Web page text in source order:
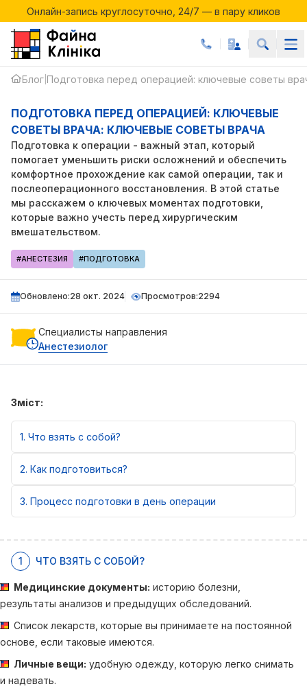
Онлайн-запись круглосуточно, 24/7 — в пару кликов
Онлайн-запись круглосуточно, 24/7 — в пару кликов
Блог Подготовка перед операцией: ключевые советы
ПОДГОТОВКА
ПЕРЕД
ОПЕРАЦИЕЙ
ПОДГОТОВКА ПЕРЕД ОПЕРАЦИЕЙ: КЛЮЧЕВЫЕ
СОВЕТЫ ВРАЧА: КЛЮЧЕВЫЕ СОВЕТЫ ВРАЧА
Подготовка к операции - важный этап, который
помогает уменьшить риски осложнений и обеспечить
комфортное прохождение как самой операции, так и
послеоперационного восстановления. В этой статье
мы расскажем о ключевых моментах подготовки,
которые важно учесть перед хирургическим
вмешательством.
#АНЕСТЕЗИЯ #ПОДГОТОВКА
Обновлено:28 окт. 2024 Просмотров:2294
Специалисты направления
Анестезиолог
Зміст:
1 Что взять с собой?
2 Как подготовиться?
3 Процесс подготовки в день операции
1 ЧТО ВЗЯТЬ С СОБОЙ?
Медицинские документы: историю болезни,
результаты анализов и предыдущих обследований.
Список лекарств, которые вы принимаете на постоянной
основе, если таковые имеются.
Личные вещи: удобную одежду, которую легко снимать
и надевать.